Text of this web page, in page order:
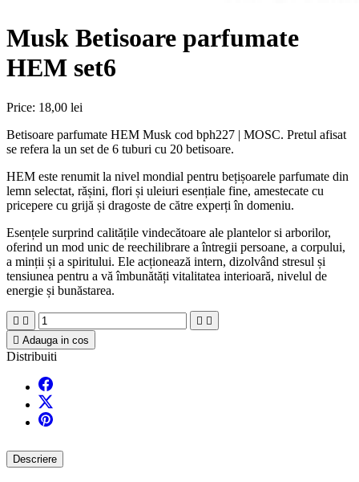
Musk Betisoare parfumate
HEM set6
Price: 18,00 lei
Betisoare parfumate HEM Musk cod bph227 | MOSC. Pretul afisat
se refera la un set de 6 tuburi cu 20 betisoare.
HEM este renumit la nivel mondial pentru bețișoarele parfumate din
lemn selectat, rășini, flori și uleiuri esențiale fine, amestecate cu
pricepere cu grijă și dragoste de către experți în domeniu.
Esențele surprind calitățile vindecătoare ale plantelor si arborilor,
oferind un mod unic de reechilibrare a întregii persoane, a corpului,
a minții și a spiritului. Ele acționează intern, dizolvând stresul și
tensiunea pentru a vă îmbunătăți vitalitatea interioară, nivelul de
energie și bunăstarea.
   
 Adauga in cos
Distribuiti
Descriere